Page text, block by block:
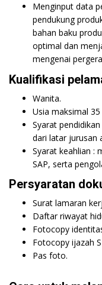
Menginput data
pendukung
bahan baku
optimal dan
mengenai
Kualifikasi
Wanita.
Usia maksimal
Syarat
dari latar jurusan
Syarat keahlian :
SAP, serta
Persyaratan
Surat lamaran
Daftar riwayat
Fotocopy
Fotocopy ijazah
Pas foto.